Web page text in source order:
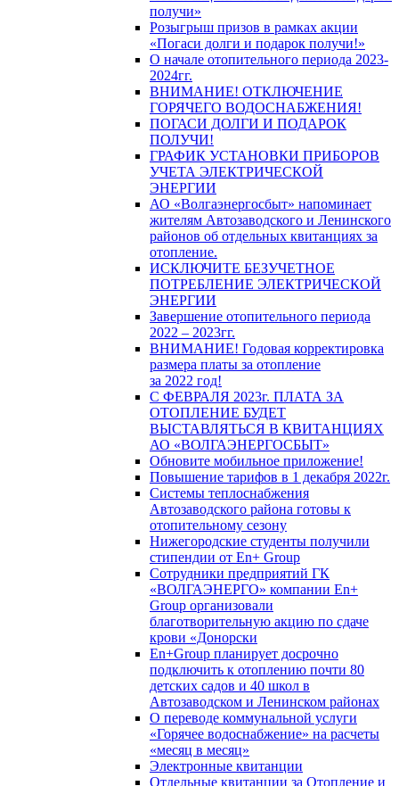
получи»
Розыгрыш призов в рамках акции
«Погаси долги и подарок получи!»
О начале отопительного периода 2023-
2024гг.
ВНИМАНИЕ! ОТКЛЮЧЕНИЕ
ГОРЯЧЕГО ВОДОСНАБЖЕНИЯ!
ПОГАСИ ДОЛГИ И ПОДАРОК
ПОЛУЧИ!
ГРАФИК УСТАНОВКИ ПРИБОРОВ
УЧЕТА ЭЛЕКТРИЧЕСКОЙ
ЭНЕРГИИ
АО «Волгаэнергосбыт» напоминает
жителям Автозаводского и Ленинского
районов об отдельных квитанциях за
отопление.
ИСКЛЮЧИТЕ БЕЗУЧЕТНОЕ
ПОТРЕБЛЕНИЕ ЭЛЕКТРИЧЕСКОЙ
ЭНЕРГИИ
Завершение отопительного периода
2022 – 2023гг.
ВНИМАНИЕ! Годовая корректировка
размера платы за отопление
за 2022 год!
С ФЕВРАЛЯ 2023г. ПЛАТА ЗА
ОТОПЛЕНИЕ БУДЕТ
ВЫСТАВЛЯТЬСЯ В КВИТАНЦИЯХ
АО «ВОЛГАЭНЕРГОСБЫТ»
Обновите мобильное приложение!
Повышение тарифов в 1 декабря 2022г.
Системы теплоснабжения
Автозаводского района готовы к
отопительному сезону
Нижегородские студенты получили
стипендии от En+ Group
Сотрудники предприятий ГК
«ВОЛГАЭНЕРГО» компании En+
Group организовали
благотворительную акцию по сдаче
крови «Донорски
En+Group планирует досрочно
подключить к отоплению почти 80
детских садов и 40 школ в
Автозаводском и Ленинском районах
О переводе коммунальной услуги
«Горячее водоснабжение» на расчеты
«месяц в месяц»
Электронные квитанции
Отдельные квитанции за Отопление и